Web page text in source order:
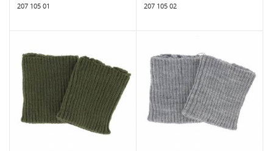
207 105 01 207 105 02